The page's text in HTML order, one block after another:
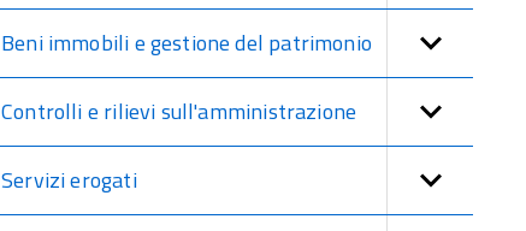
Beni immobili e gestione del patrimonio
Controlli e rilievi sull'amministrazione
Servizi erogati